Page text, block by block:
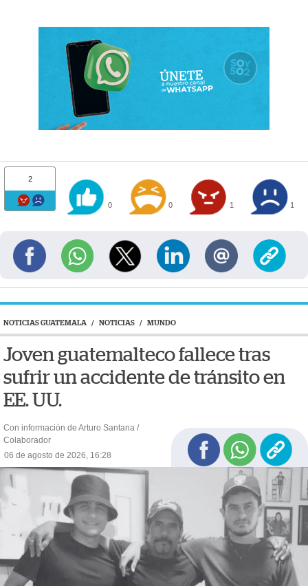
2
0 0 1 1
NOTICIAS GUATEMALA / NOTICIAS / MUNDO
Joven guatemalteco fallece tras
sufrir un accidente de tránsito en
EE. UU.
Con información de Arturo Santana /
Colaborador
06 de agosto de 2026, 16:28